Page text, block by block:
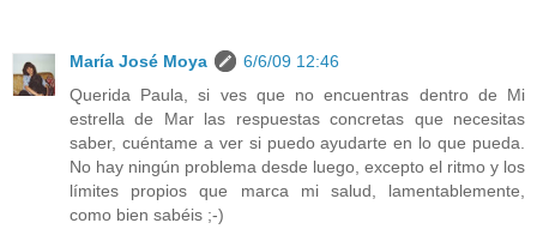
María José Moya
6/6/09 12:46
Querida Paula, si ves que no encuentras dentro de Mi
estrella de Mar las respuestas concretas que necesitas
saber, cuéntame a ver si puedo ayudarte en lo que pueda.
No hay ningún problema desde luego, excepto el ritmo y los
límites propios que marca mi salud, lamentablemente,
como bien sabéis ;-)